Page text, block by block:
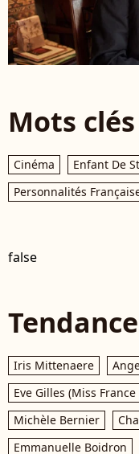
Mots clés
Cinéma Enfant De
Personnalités
false
Iris Mittenaere
Eve Gilles (Miss France
Michèle Bernier
Emmanuelle Boidron